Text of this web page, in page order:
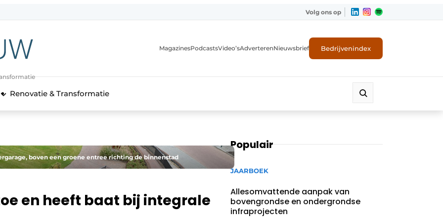
Volg ons op
MagazinesPodcastsVideo’sAdverterenNieuwsbrief Bedrijvenindex
Renovatie & Transformatie
boven een groene entree richting de binnenstad
en heeft baat bij integrale
Populair
JAARBOEK
Allesomvattende aanpak van
bovengrondse en ondergrondse
infraprojecten